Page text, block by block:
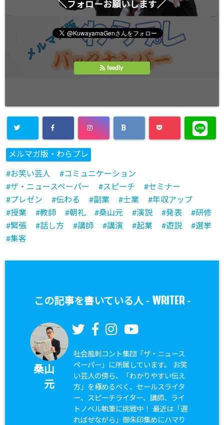
＼フォローお願いします／
feedly
メルマガ版・わらプレ
お笑い芸人
コミュニケーション
ザ・ニュースペーパー
スピーチ
セミナー
プレゼン
伝わる 副業 士業
年収アップ
授業
教師 朝礼 桑山元 演説 発表
研修
緊張
話し方 講師 講演 起業 遊説
選挙
集客
この記事を書いている人 - WRITER-
桑山
元
社会風刺コント集団「ザ・ニュース
ペーパー」に所属しています。 お笑
い芸人の傍ら、「わかりやすい伝え
方」を極めるべく、セールスライタ
ー、スピーチライター、講師、ライ
トノベル執筆に挑戦中！ 最近は「遅
ればせながら」御朱印集めにハマり